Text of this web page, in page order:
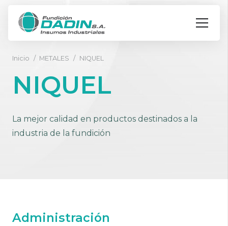
Inicio / METALES / NIQUEL
NIQUEL
La mejor calidad en productos destinados a la
industria de la fundición
Administración